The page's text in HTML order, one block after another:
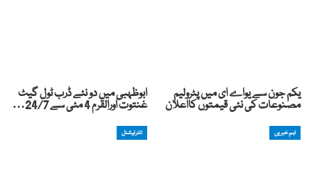
یکم جون سے یواے ای میں پٹرولیم
مصنوعات کی نئی قیمتوں کااعلان
ابوظہبی میں دو نئے ڈرب ٹول گیٹ
غنتوت اورالقرم 4 مئی سے 24/7…
اہم خبریں انٹرنیشنل